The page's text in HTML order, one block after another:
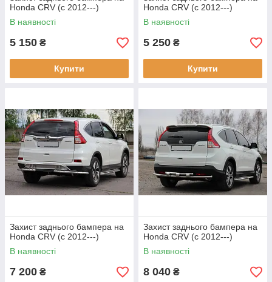
Honda CRV (c 2012---)
В наявності
5 150 ₴
Купити
Honda CRV (c 2012---)
В наявності
5 250 ₴
Купити
Захист заднього бампера на
Honda CRV (c 2012---)
В наявності
7 200 ₴
Захист заднього бампера на
Honda CRV (c 2012---)
В наявності
8 040 ₴